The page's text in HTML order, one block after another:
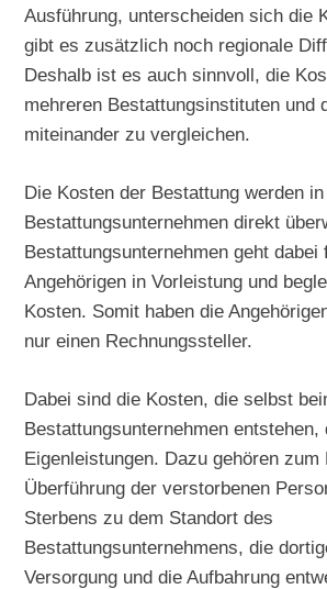
Ausführung, unterscheiden sich die
gibt es zusätzlich noch regionale
Deshalb ist es auch sinnvoll, die
mehreren Bestattungsinstituten und
miteinander zu vergleichen.
Die Kosten der Bestattung werden
Bestattungsunternehmen direkt
Bestattungsunternehmen geht dabei
Angehörigen in Vorleistung und
Kosten. Somit haben die
nur einen Rechnungssteller.
Dabei sind die Kosten, die selbst
Bestattungsunternehmen entstehen,
Eigenleistungen. Dazu gehören zum
Überführung der verstorbenen
Sterbens zu dem Standort des
Bestattungsunternehmens, die
Versorgung und die Aufbahrung